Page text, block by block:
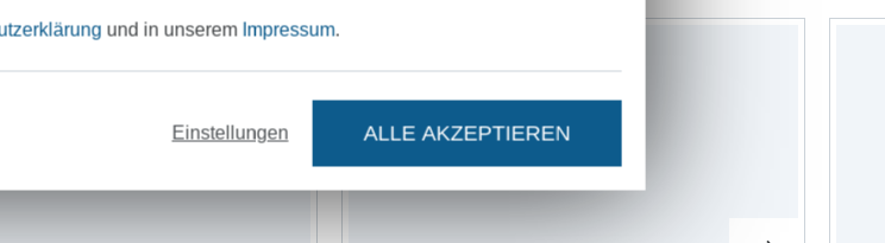
weiterzubilden habe ich erfolgreich den
Kreativ findet ihr außerdem Stickdateien und
und in unserem Impressum.
Einstellungen ALLE AKZEPTIEREN